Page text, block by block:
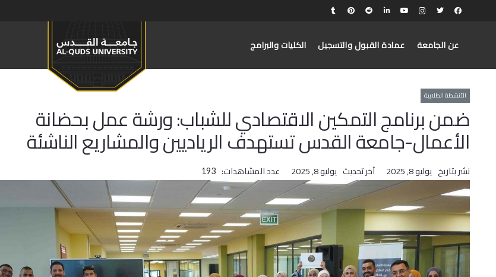
عن الجامعة عمادة القبول والتسجيل الكليات والبرامج
الأنشطة الطلابية
ضمن برنامج التمكين الاقتصادي للشباب: ورشة عمل بحضانة
الأعمال-جامعة القدس تستهدف الرياديين والمشاريع الناشئة
نشر بتاريخ يوليو 8, 2025 آخر تحديث يوليو 8, 2025 عدد المشاهدات: 193